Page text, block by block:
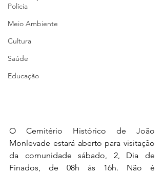
Polícia
Meio Ambiente
Cultura
Saúde
Educação
O Cemitério Histórico de João
Monlevade estará aberto para visitação
da comunidade sábado, 2, Dia de
Finados, de 08h às 16h. Não é